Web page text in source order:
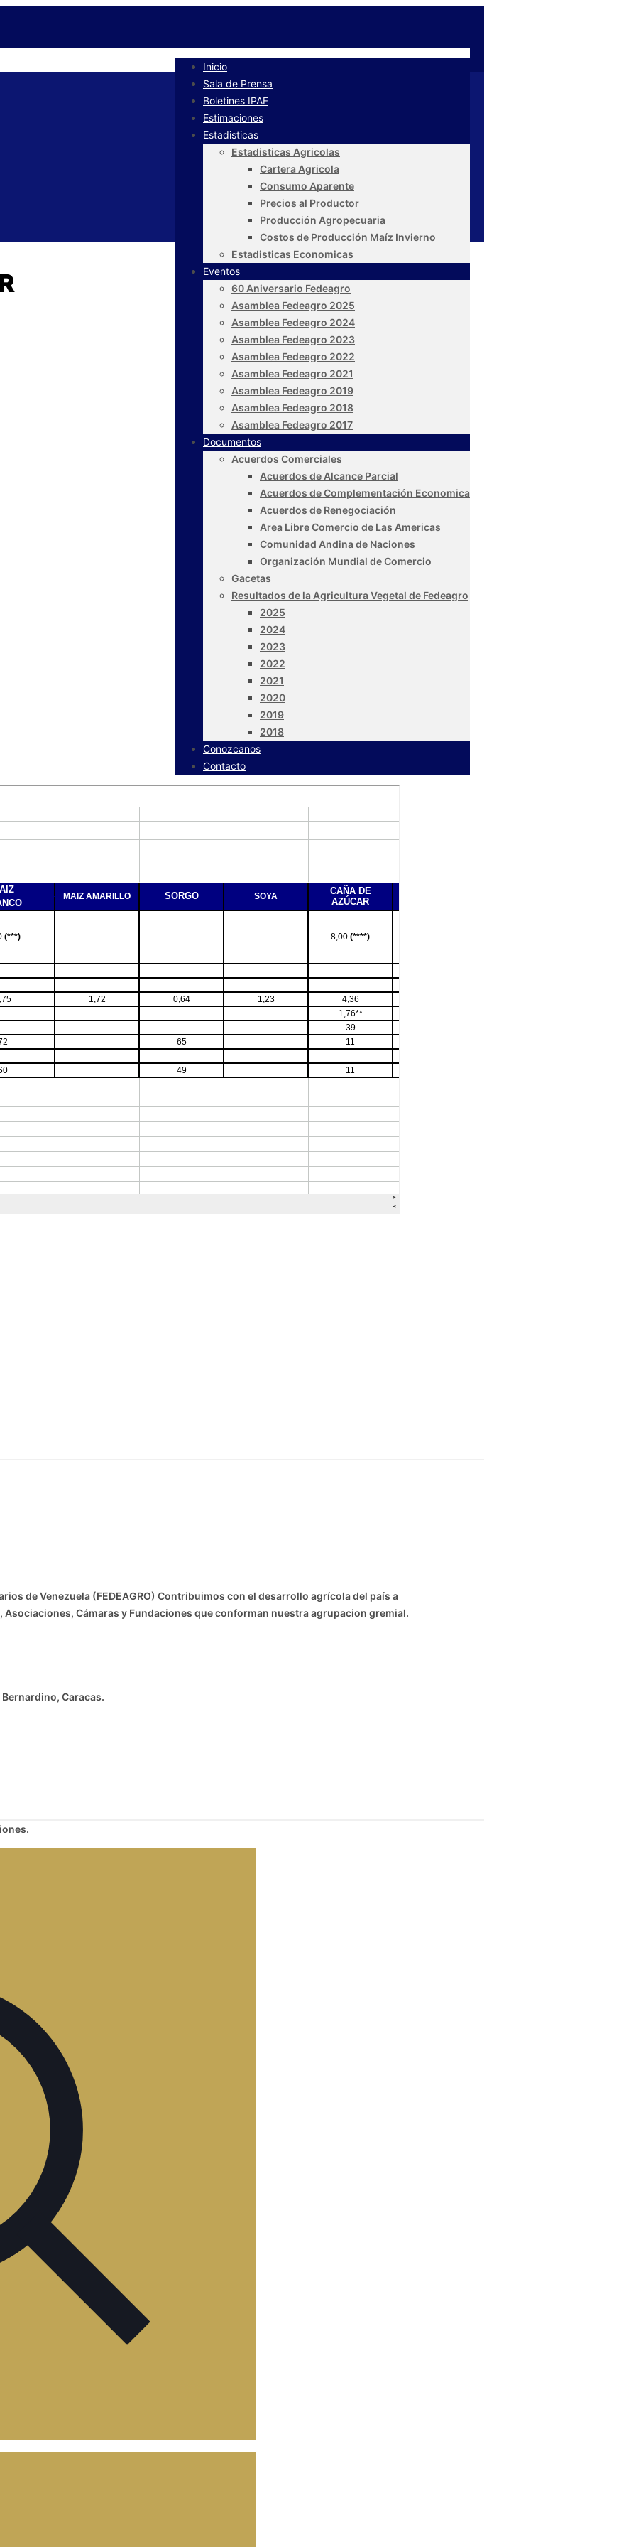
Inicio
Sala de Prensa
Boletines IPAF
Estimaciones
Estadisticas
Estadisticas Agricolas
Cartera Agricola
Consumo Aparente
Precios al Productor
Producción Agropecuaria
Costos de Producción Maíz Invierno
Estadisticas Economicas
Eventos
60 Aniversario Fedeagro
Asamblea Fedeagro 2025
Asamblea Fedeagro 2024
Asamblea Fedeagro 2023
Asamblea Fedeagro 2022
Asamblea Fedeagro 2021
Asamblea Fedeagro 2019
Asamblea Fedeagro 2018
Asamblea Fedeagro 2017
Documentos
Acuerdos Comerciales
Acuerdos de Alcance Parcial
Acuerdos de Complementación Economica
Acuerdos de Renegociación
Area Libre Comercio de Las Americas
Comunidad Andina de Naciones
Organización Mundial de Comercio
Gacetas
Resultados de la Agricultura Vegetal de Fedeagro
2025
2024
2023
2022
2021
2020
2019
2018
Conozcanos
Contacto
de Venezuela (FEDEAGRO) Contribuimos con el desarrollo agrícola del país a
Cámaras y Fundaciones que conforman nuestra agrupacion gremial.
Caracas.